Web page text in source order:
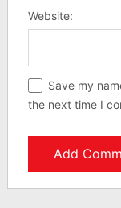
Website:
Save my
the next time I